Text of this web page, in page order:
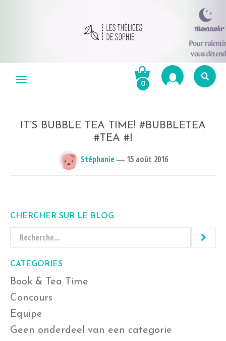
Menu 0
IT’S BUBBLE TEA TIME! #BUBBLETEA
#TEA #I
Stéphanie― 15 août 2016
CHERCHER SUR LE BLOG
CATEGORIES
Book & Tea Time
Concours
Equipe
Geen onderdeel van een categorie